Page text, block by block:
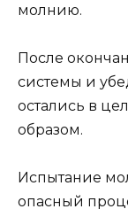
молнию.
После
системы и
остались в
образом.
Испытание
опасный